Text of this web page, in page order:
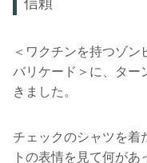
＜ワクチンを持つゾ
バリケード＞に、ター
きました。
チェックのシャツを
トの表情を見て何が